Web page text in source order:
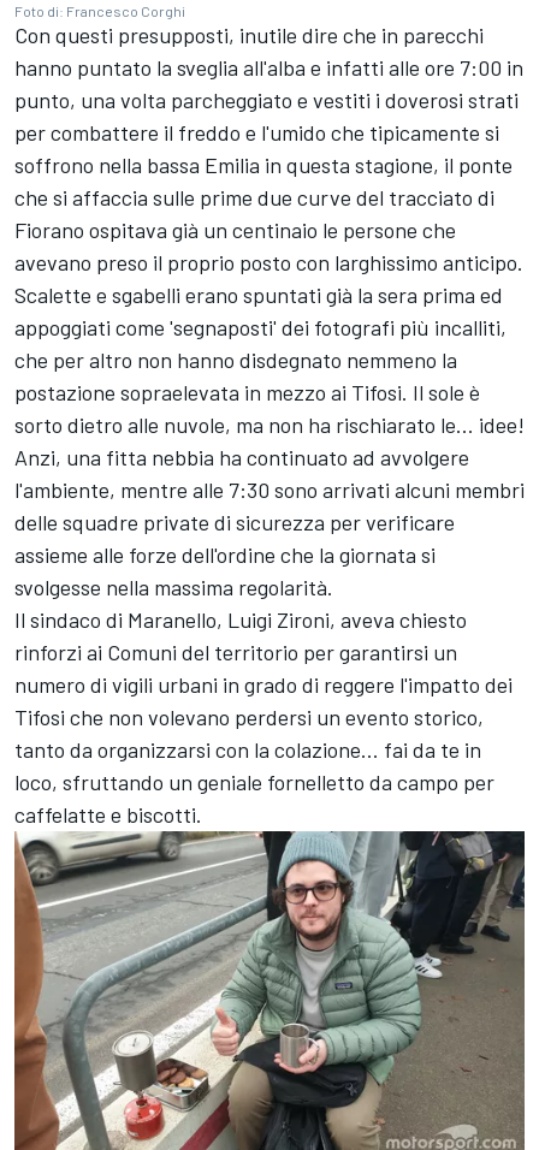
Foto di: Francesco Corghi
Con questi presupposti, inutile dire che in parecchi
hanno puntato la sveglia all'alba e infatti alle ore 7:00 in
punto, una volta parcheggiato e vestiti i doverosi strati
per combattere il freddo e l'umido che tipicamente si
soffrono nella bassa Emilia in questa stagione, il ponte
che si affaccia sulle prime due curve del tracciato di
Fiorano ospitava già un centinaio le persone che
avevano preso il proprio posto con larghissimo anticipo.
Scalette e sgabelli erano spuntati già la sera prima ed
appoggiati come 'segnaposti' dei fotografi più incalliti,
che per altro non hanno disdegnato nemmeno la
postazione sopraelevata in mezzo ai Tifosi. Il sole è
sorto dietro alle nuvole, ma non ha rischiarato le... idee!
Anzi, una fitta nebbia ha continuato ad avvolgere
l'ambiente, mentre alle 7:30 sono arrivati alcuni membri
delle squadre private di sicurezza per verificare
assieme alle forze dell'ordine che la giornata si
svolgesse nella massima regolarità.
Il sindaco di Maranello, Luigi Zironi, aveva chiesto
rinforzi ai Comuni del territorio per garantirsi un
numero di vigili urbani in grado di reggere l'impatto dei
Tifosi che non volevano perdersi un evento storico,
tanto da organizzarsi con la colazione... fai da te in
loco, sfruttando un geniale fornelletto da campo per
caffelatte e biscotti.